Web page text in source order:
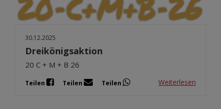
30.12.2025
Dreikönigsaktion
20 C + M + B 26
Teilen Teilen Teilen Weiterlesen